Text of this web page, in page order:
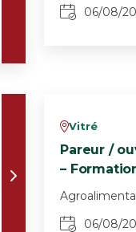
06/08/
vVitré
Pareur /
–
06/08/